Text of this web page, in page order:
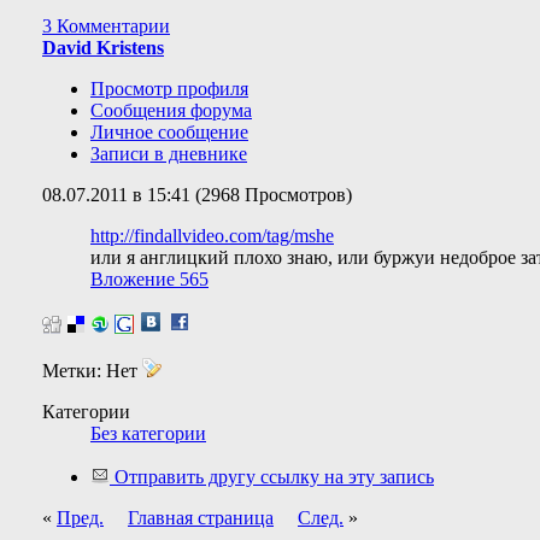
3 Комментарии
David Kristens
Просмотр профиля
Сообщения форума
Личное сообщение
Записи в дневнике
08.07.2011 в 15:41 (2968 Просмотров)
http://findallvideo.com/tag/mshe
или я англицкий плохо знаю, или буржуи недоброе
Вложение 565
Метки: Нет
Категории
Без категории
Отправить другу ссылку на эту запись
« Пред. Главная страница След. »